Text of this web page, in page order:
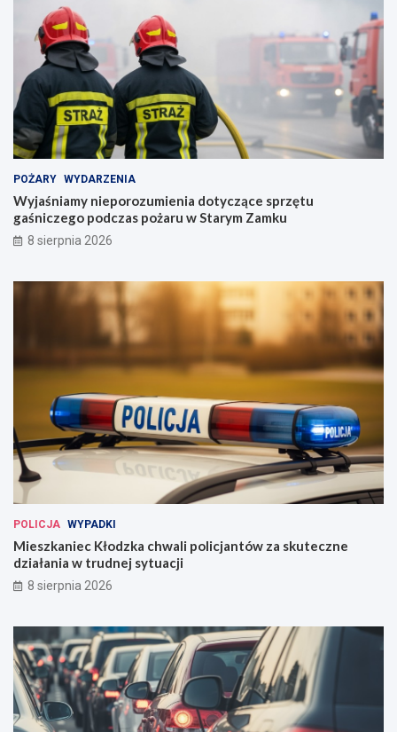
POŻARY WYDARZENIA
Wyjaśniamy nieporozumienia dotyczące sprzętu
gaśniczego podczas pożaru w Starym Zamku
8 sierpnia 2026
POLICJA WYPADKI
Mieszkaniec Kłodzka chwali policjantów za skuteczne
działania w trudnej sytuacji
8 sierpnia 2026